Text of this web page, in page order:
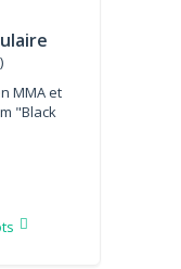
MMA et
"Black